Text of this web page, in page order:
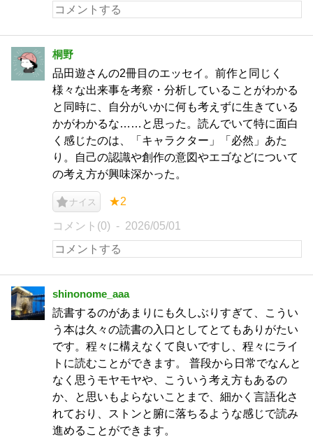
桐野
品田遊さんの2冊目のエッセイ。前作と同じく
様々な出来事を考察・分析していることがわかる
と同時に、自分がいかに何も考えずに生きている
かがわかるな……と思った。読んでいて特に面白
く感じたのは、「キャラクター」「必然」あた
り。自己の認識や創作の意図やエゴなどについて
の考え方が興味深かった。
ナイス ★2
コメント(0) 2026/05/01
shinonome_aaa
読書するのがあまりにも久しぶりすぎて、こうい
う本は久々の読書の入口としてとてもありがたい
です。程々に構えなくて良いですし、程々にライ
トに読むことができます。 普段から日常でなんと
なく思うモヤモヤや、こういう考え方もあるの
か、と思いもよらないことまで、細かく言語化さ
れており、ストンと腑に落ちるような感じで読み
進めることができます。